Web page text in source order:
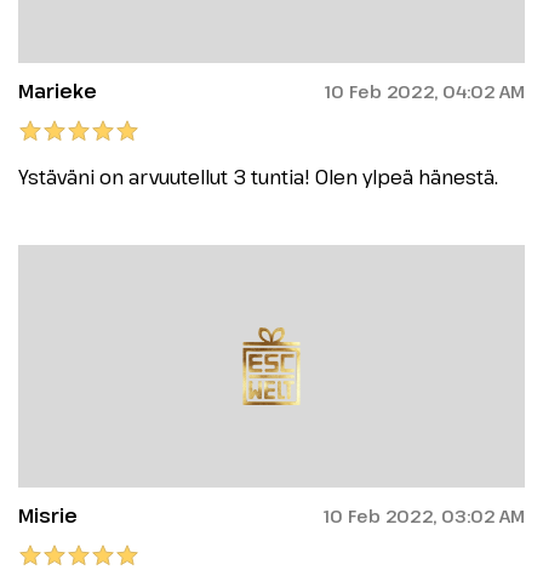
Marieke 10 Feb 2022, 04:02 AM
Ystäväni on arvuutellut 3 tuntia! Olen ylpeä hänestä.
Misrie 10 Feb 2022, 03:02 AM